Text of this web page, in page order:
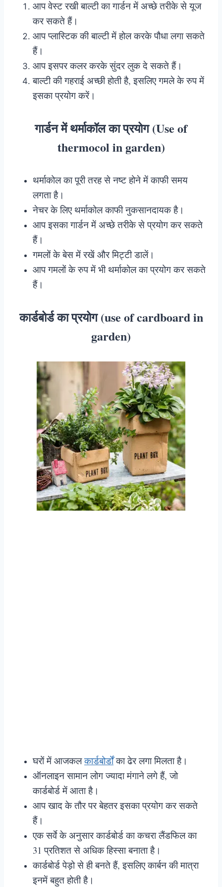
आप वेस्ट रखी बाल्टी का गार्डन में अच्छे तरीके से यूज
कर सकते हैं।
आप प्लास्टिक की बाल्टी में होल करके पौधा लगा सकते
हैं।
आप इसपर कलर करके सुंदर लुक दे सकते हैं।
बाल्टी की गहराई अच्छी होती है, इसलिए गमले के रुप में
इसका प्रयोग करें।
गार्डन में थर्माकॉल का प्रयोग (Use of
thermocol in garden)
थर्माकोल का पूरी तरह से नष्ट होने में काफी समय
लगता है।
नेचर के लिए थर्माकोल काफी नुकसानदायक है।
आप इसका गार्डन में अच्छे तरीके से प्रयोग कर सकते
हैं।
गमलों के बेस में रखें और मिट्टी डालें।
आप गमलों के रुप में भी थर्माकोल का प्रयोग कर सकते
हैं।
कार्डबोर्ड का प्रयोग (use of cardboard in
garden)
घरों में आजकलकार्डबोर्डोंका ढेर लगा मिलता है।
ऑनलाइन सामान लोग ज्यादा मंगाने लगे हैं, जो
कार्डबोर्ड में आता है।
आप खाद के तौर पर बेहतर इसका प्रयोग कर सकते
हैं।
एक सर्वे के अनुसार कार्डबोर्ड का कचरा लैंडफिल का
31 प्रतिशत से अधिक हिस्सा बनाता है।
कार्डबोर्ड पेड़ो से ही बनते हैं, इसलिए कार्बन की मात्रा
इनमें बहुत होती है।